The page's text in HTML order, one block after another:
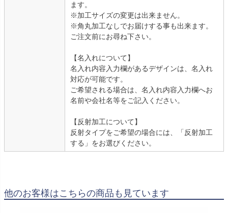
ます。
※加工サイズの変更は出来ません。
※角丸加工なしでお届けする事も出来ます。
ご注文前にお尋ね下さい。
【名入れについて】
名入れ内容入力欄があるデザインは、名入れ
対応が可能です。
ご希望される場合は、名入れ内容入力欄へお
名前や会社名等をご記入ください。
【反射加工について】
反射タイプをご希望の場合には、「反射加工
する」をお選びください。
他のお客様はこちらの商品も見ています